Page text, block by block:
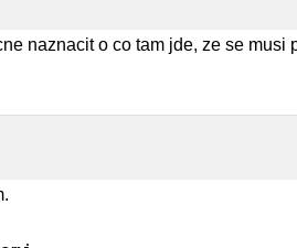
naznacit o co tam jde, ze se musi